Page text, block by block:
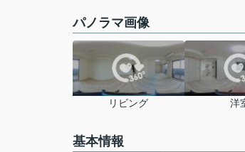
パノラマ画像
リビング 洋
基本情報